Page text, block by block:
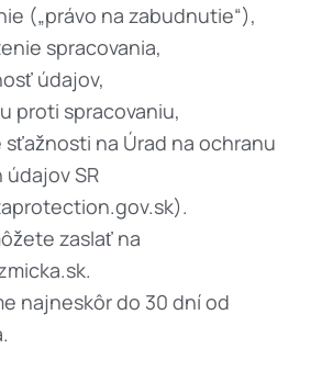
(„právo na zabudnutie“),
spracovania,
údajov,
proti spracovaniu,
sťažnosti na Úrad na ochranu
SR
zaslať na
najneskôr do 30 dní od